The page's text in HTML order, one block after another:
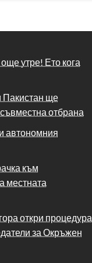
утре! Ето кога
Пакистан ще
отбрана
автономния
към
местната
откри процедура
за Окръжен